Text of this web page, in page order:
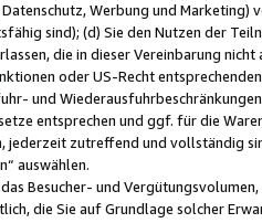
Werbung und Marketing)
sind); (d) Sie den Nutzen der
die in dieser Vereinbarung nicht
oder US-Recht
und
entsprechen und ggf. für die
zutreffend und vollständig
auswählen.
Besucher- und
die Sie auf Grundlage solcher